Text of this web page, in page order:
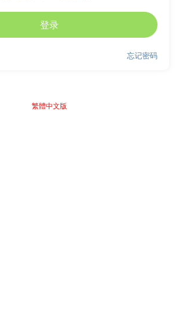
登录
忘记密码
繁體中文版